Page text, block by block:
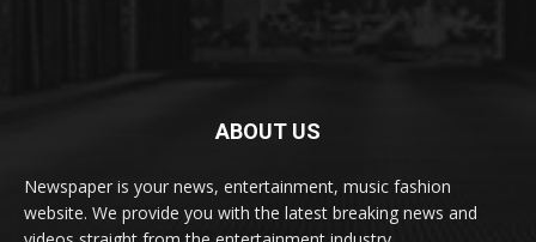
ABOUT US
Newspaper is your news, entertainment, music fashion
website. We provide you with the latest breaking news and